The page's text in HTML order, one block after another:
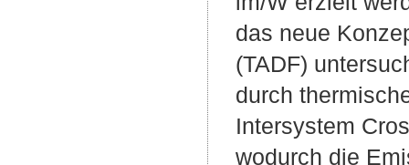
das neue
(TADF)
durch
Intersystem
wodurch die